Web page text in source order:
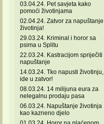
03.04.24. Pet savjeta kako
pomoći životinjama
02.04.24. Zatvor za napuštanje
životinja!
29.03.24. Kriminal i horor sa
psima u Splitu
22.03.24. Kastracijom spriječiti
napuštanje
14.03.24. Tko napusti životinju,
ide u zatvor!
08.03.24. 14 milijuna eura za
nelegalnu prodaju pasa
06.03.24. Napuštanje životinja
kao kazneno djelo